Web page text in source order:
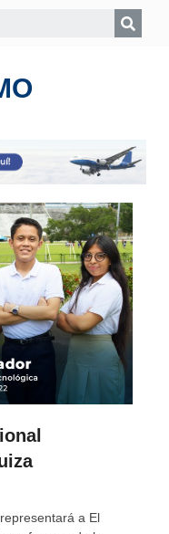
a El